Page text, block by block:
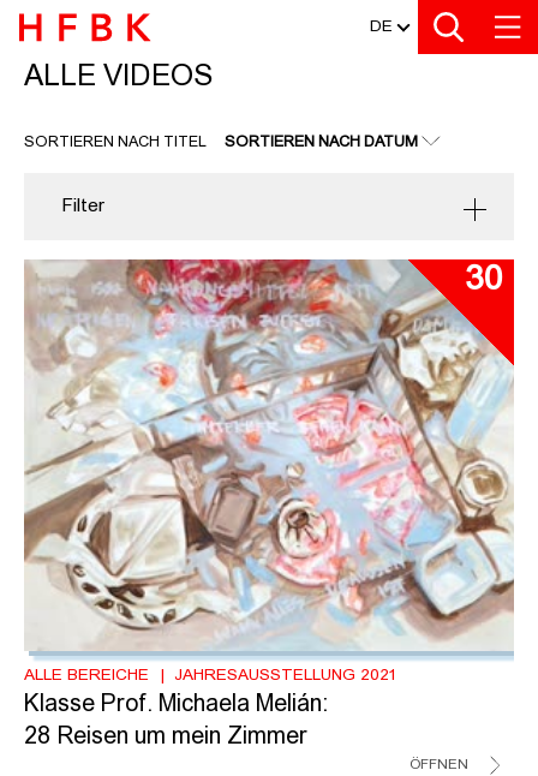
Zu den Filtern
Zur Metanavigation
Zur Hauptnavigation
Zur Suche
Zum Inhalt
Zum Seitenfuss DE
ALLE VIDEOS
ALLE VIDEOS
SORTIEREN NACH TITEL SORTIEREN NACH DATUM
Filter
30
ALLE BEREICHE JAHRESAUSSTELLUNG 2021
Klasse Prof. Michaela Melián:
28 Reisen um mein Zimmer
ÖFFNEN